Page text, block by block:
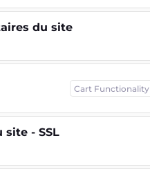
du site
Cart Functionality
- SSL